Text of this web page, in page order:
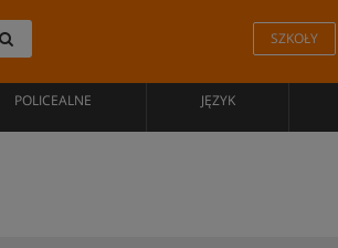
SZKOŁY
POLICEALNE JĘZYK